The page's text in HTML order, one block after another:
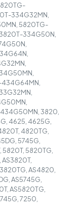
334G32MN,
5820TG-
334G50N,
3820,
4625, 4625G,
4820TG,
5745G,
5820TG,
AS3820T,
AS4820,
AS5745G,
AS5820TG,
7250,